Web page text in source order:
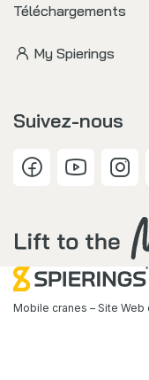
Téléchargements
My Spierings
Suivez-nous
Mobile cranes – Site Web